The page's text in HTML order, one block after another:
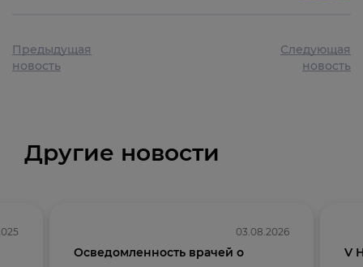
Предыдущая
новость
Следующая
новость
Другие новости
03.08.2026
Осведомленность врачей о
V